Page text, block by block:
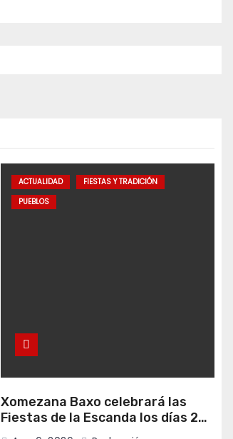
ACTUALIDAD
FIESTAS Y TRADICIÓN
PUEBLOS
Xomezana Baxo celebrará las
Fiestas de la Escanda los días 22
y 23 de agosto